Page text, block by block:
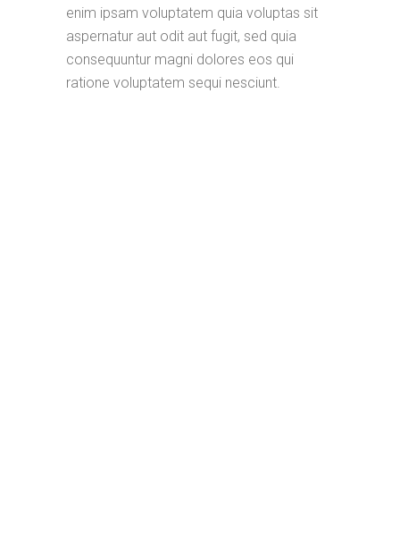
enim ipsam voluptatem quia voluptas sit
aspernatur aut odit aut fugit, sed quia
consequuntur magni dolores eos qui
ratione voluptatem sequi nesciunt.